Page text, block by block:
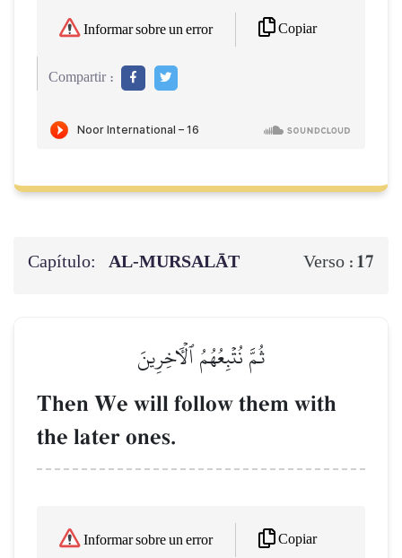
Informar sobre un error Copiar
Compartir :
Capítulo: AL‑MURSALĀT Verso : 17
ثُمَّ نُتۡبِعُهُمُ ٱلۡأٓخِرِينَ
Then We will follow them with
the later ones.
Informar sobre un error Copiar